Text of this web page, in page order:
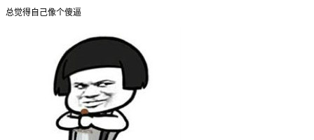
总觉得自己像个傻逼